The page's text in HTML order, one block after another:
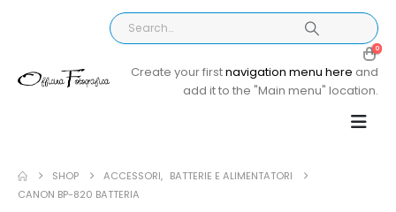
0
Create your firstnavigation menu here and
add it to the "Main menu" location.
SHOP ACCESSORI, BATTERIE E ALIMENTATORI
CANON BP-820 BATTERIA